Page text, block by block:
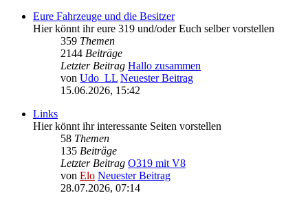
Eure Fahrzeuge und die Besitzer
Hier könnt ihr eure 319 und/oder Euch selber vorstellen
359 Themen
2144 Beiträge
Letzter Beitrag Hallo zusammen
von Udo_LL Neuester Beitrag
15.06.2026, 15:42
Links
Hier könnt ihr interessante Seiten vorstellen
58 Themen
135 Beiträge
Letzter Beitrag O319 mit V8
von Elo Neuester Beitrag
28.07.2026, 07:14